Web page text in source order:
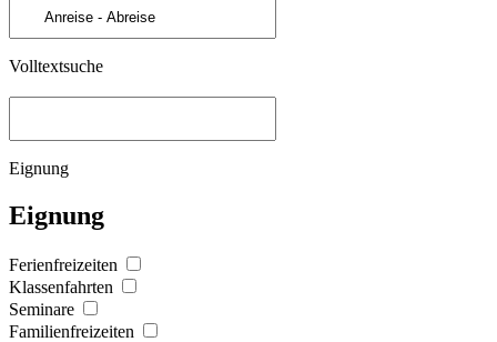
Volltextsuche
Eignung
Eignung
Ferienfreizeiten
Klassenfahrten
Seminare
Familienfreizeiten